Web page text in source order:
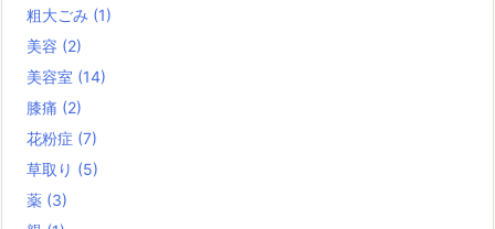
粗大ごみ (1)
美容 (2)
美容室 (14)
膝痛 (2)
花粉症 (7)
草取り (5)
薬 (3)